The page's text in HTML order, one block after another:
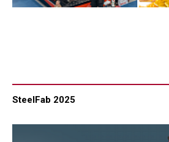
SteelFab 2025